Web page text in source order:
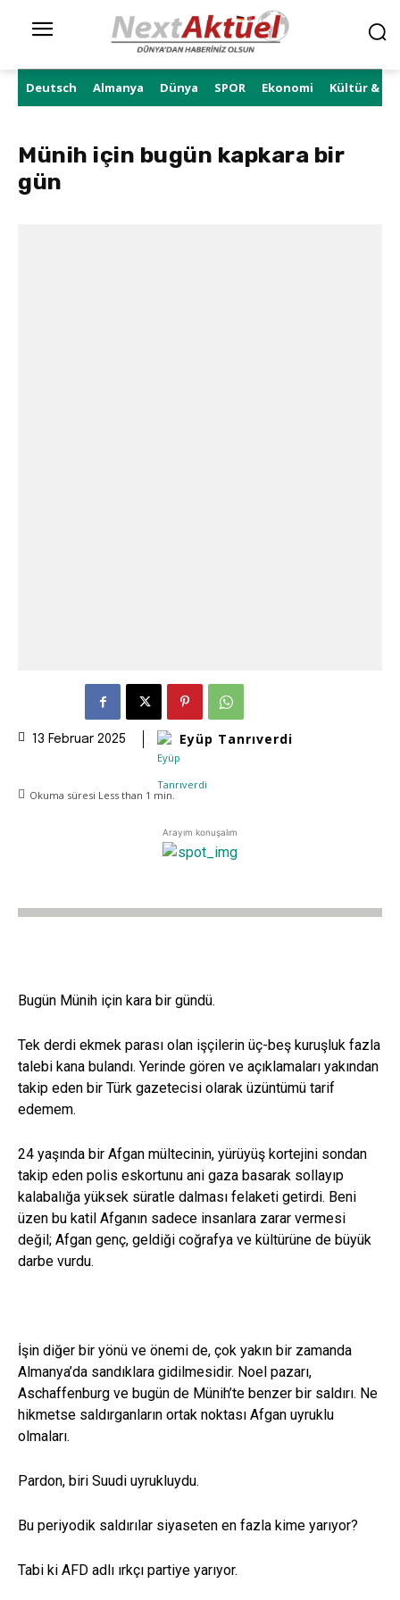
Deutsch Almanya Dünya SPOR Ekonomi Kültür &
Münih için bugün kapkara bir
gün
13 Februar 2025 Eyüp Tanrıverdi
Okuma süresi Less than 1 min.
Arayım konuşalım
Bugün Münih için kara bir gündü.
Tek derdi ekmek parası olan işçilerin üç-beş kuruşluk fazla
talebi kana bulandı. Yerinde gören ve açıklamaları yakından
takip eden bir Türk gazetecisi olarak üzüntümü tarif
edemem.
24 yaşında bir Afgan mültecinin, yürüyüş kortejini sondan
takip eden polis eskortunu ani gaza basarak sollayıp
kalabalığa yüksek süratle dalması felaketi getirdi. Beni
üzen bu katil Afganın sadece insanlara zarar vermesi
değil; Afgan genç, geldiği coğrafya ve kültürüne de büyük
darbe vurdu.
İşin diğer bir yönü ve önemi de, çok yakın bir zamanda
Almanya’da sandıklara gidilmesidir. Noel pazarı,
Aschaffenburg ve bugün de Münih’te benzer bir saldırı. Ne
hikmetse saldırganların ortak noktası Afgan uyruklu
olmaları.
Pardon, biri Suudi uyrukluydu.
Bu periyodik saldırılar siyaseten en fazla kime yarıyor?
Tabi ki AFD adlı ırkçı partiye yarıyor.